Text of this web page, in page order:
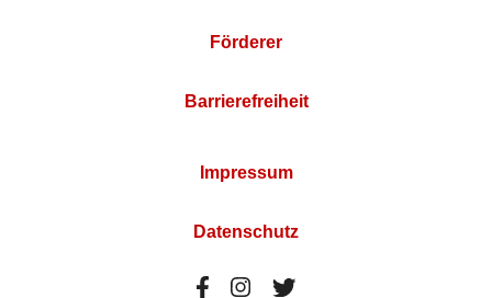
Förderer
Barrierefreiheit
Impressum
Datenschutz